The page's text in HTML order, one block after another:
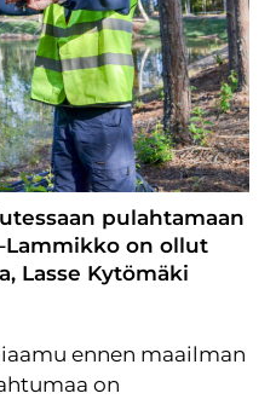
pulahtamaan
on ollut
Lasse Kytömäki
ennen maailman
on